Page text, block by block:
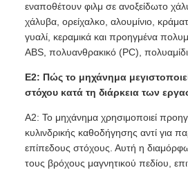
εναποθέτουν φιλμ σε ανοξείδωτο
χάλυβα, ορείχαλκο, αλουμίνιο,
γυαλί, κεραμικά και προηγμένα
ABS, πολυανθρακικό (PC),
Ε2: Πώς το μηχάνημα
στόχου κατά τη διάρκεια των
A2: Το μηχάνημα χρησιμοποιεί
κυλινδρικής καθοδήγησης αντί για
επίπεδους στόχους. Αυτή η
τους βρόχους μαγνητικού πεδίου,